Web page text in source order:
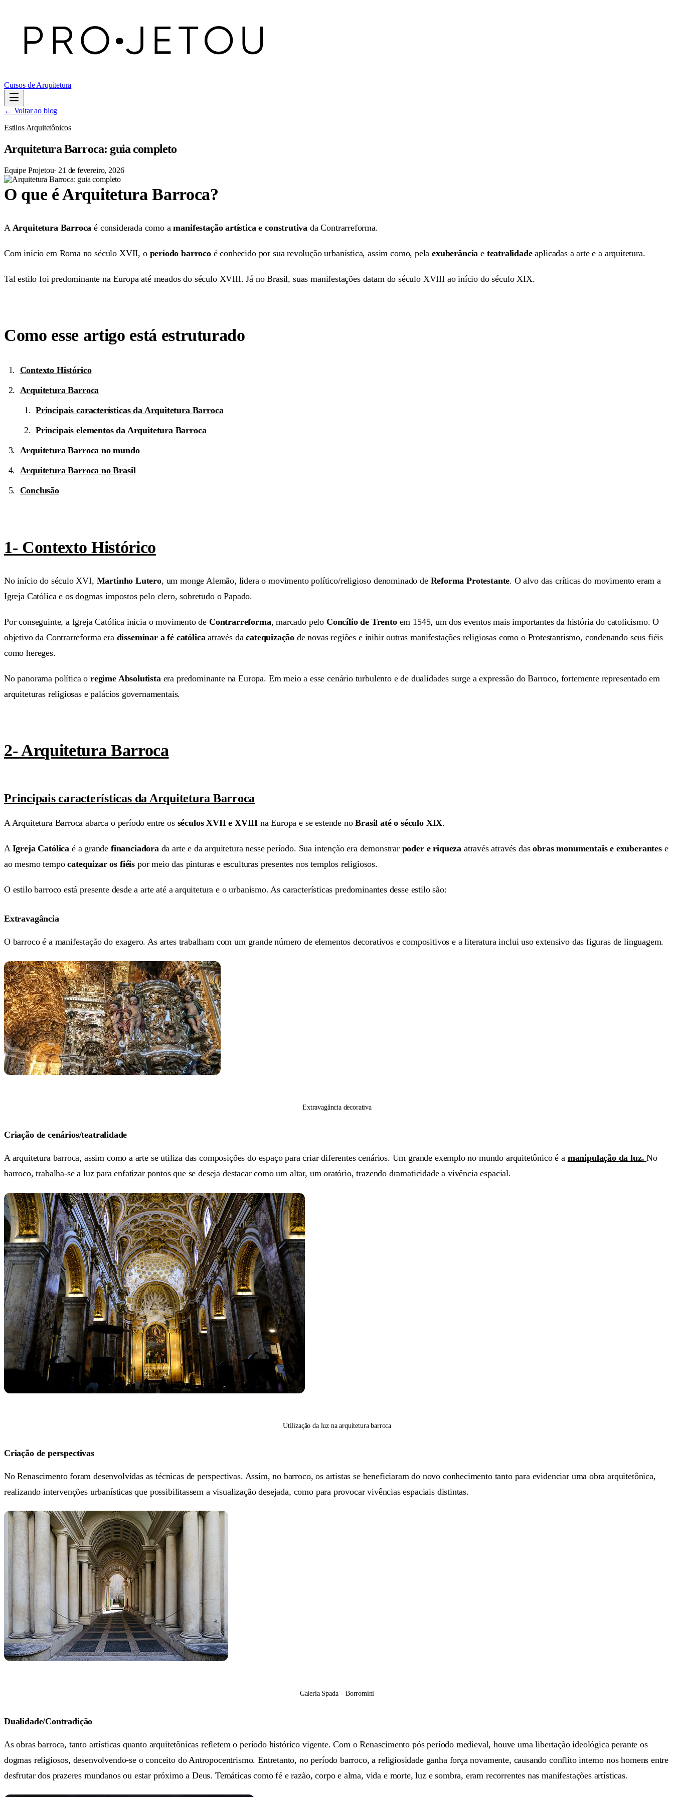
Cursos de Arquitetura
← Voltar ao blog
Estilos Arquitetônicos
Arquitetura Barroca: guia completo
Equipe Projetou· 21 de fevereiro, 2026
O que é Arquitetura Barroca?
A Arquitetura Barroca é considerada como amanifestação artística e construtiva da Contrarreforma.
Com início em Roma no século XVII, o período barrocoé conhecido por sua revolução urbanística, assim como, pelaexuberância e teatralidadeaplicadas a arte e a arquitetura.
Tal estilo foi predominante na Europa até meados do século XVIII. Já no Brasil, suas manifestações datam do século XVIII ao início do século XIX.
Como esse artigo está estruturado
Contexto Histórico
Arquitetura Barroca
Principais características da Arquitetura Barroca
Principais elementos da Arquitetura Barroca
Arquitetura Barroca no mundo
Arquitetura Barroca no Brasil
Conclusão
1- Contexto Histórico
No início do século XVI, Martinho Lutero, um monge Alemão, lidera o movimento político/religioso denominado de Reforma Protestante. O alvo das críticas do movimento eram a
Igreja Católica e os dogmas impostos pelo clero, sobretudo o Papado.
Por conseguinte, a Igreja Católica inicia o movimento de Contrarreforma, marcado pelo Concílio de Trentoem 1545, um dos eventos mais importantes da história do catolicismo. O
objetivo da Contrarreforma eradisseminar a fé católicaatravés dacatequização de novas regiões e inibir outras manifestações religiosas como o Protestantismo, condenando seus fiéis
como hereges.
No panorama política o regime Absolutista era predominante na Europa. Em meio a esse cenário turbulento e de dualidades surge a expressão do Barroco, fortemente representado em
arquiteturas religiosas e palácios governamentais.
2- Arquitetura Barroca
Principais características da Arquitetura Barroca
A Arquitetura Barroca abarca o período entre os séculos XVII e XVIII na Europa e se estende noBrasil até o século XIX.
A Igreja Católica é a grande financiadorada arte e da arquitetura nesse período. Sua intenção era demonstrar poder e riqueza através através dasobras monumentais e exuberantese
ao mesmo tempocatequizar os fiéis por meio das pinturas e esculturas presentes nos templos religiosos.
O estilo barroco está presente desde a arte até a arquitetura e o urbanismo. As características predominantes desse estilo são:
Extravagância
O barroco é a manifestação do exagero. As artes trabalham com um grande número de elementos decorativos e compositivos e a literatura inclui uso extensivo das figuras de linguagem.
Extravagância decorativa
Criação de cenários/teatralidade
A arquitetura barroca, assim como a arte se utiliza das composições do espaço para criar diferentes cenários. Um grande exemplo no mundo arquitetônico é a manipulação da luz.No
barroco, trabalha-se a luz para enfatizar pontos que se deseja destacar como um altar, um oratório, trazendo dramaticidade a vivência espacial.
Utilização da luz na arquitetura barroca
Criação de perspectivas
No Renascimento foram desenvolvidas as técnicas de perspectivas. Assim, no barroco, os artistas se beneficiaram do novo conhecimento tanto para evidenciar uma obra arquitetônica,
realizando intervenções urbanísticas que possibilitassem a visualização desejada, como para provocar vivências espaciais distintas.
Galeria Spada – Borromini
Dualidade/Contradição
As obras barroca, tanto artísticas quanto arquitetônicas refletem o período histórico vigente. Com o Renascimento pós período medieval, houve uma libertação ideológica perante os
dogmas religiosos, desenvolvendo-se o conceito do Antropocentrismo. Entretanto, no período barroco, a religiosidade ganha força novamente, causando conflito interno nos homens entre
desfrutar dos prazeres mundanos ou estar próximo a Deus. Temáticas como fé e razão, corpo e alma, vida e morte, luz e sombra, eram recorrentes nas manifestações artísticas.